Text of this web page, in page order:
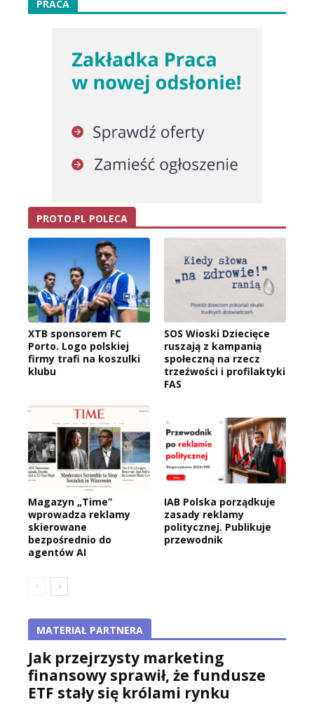
PRACA
PROTO.PL POLECA
XTB sponsorem FC
Porto. Logo polskiej
firmy trafi na koszulki
klubu
SOS Wioski Dziecięce
ruszają z kampanią
społeczną na rzecz
trzeźwości i profilaktyki
FAS
Magazyn „Time”
wprowadza reklamy
skierowane
bezpośrednio do
agentów AI
IAB Polska porządkuje
zasady reklamy
politycznej. Publikuje
przewodnik
MATERIAŁ PARTNERA
Jak przejrzysty marketing
finansowy sprawił, że fundusze
ETF stały się królami rynku